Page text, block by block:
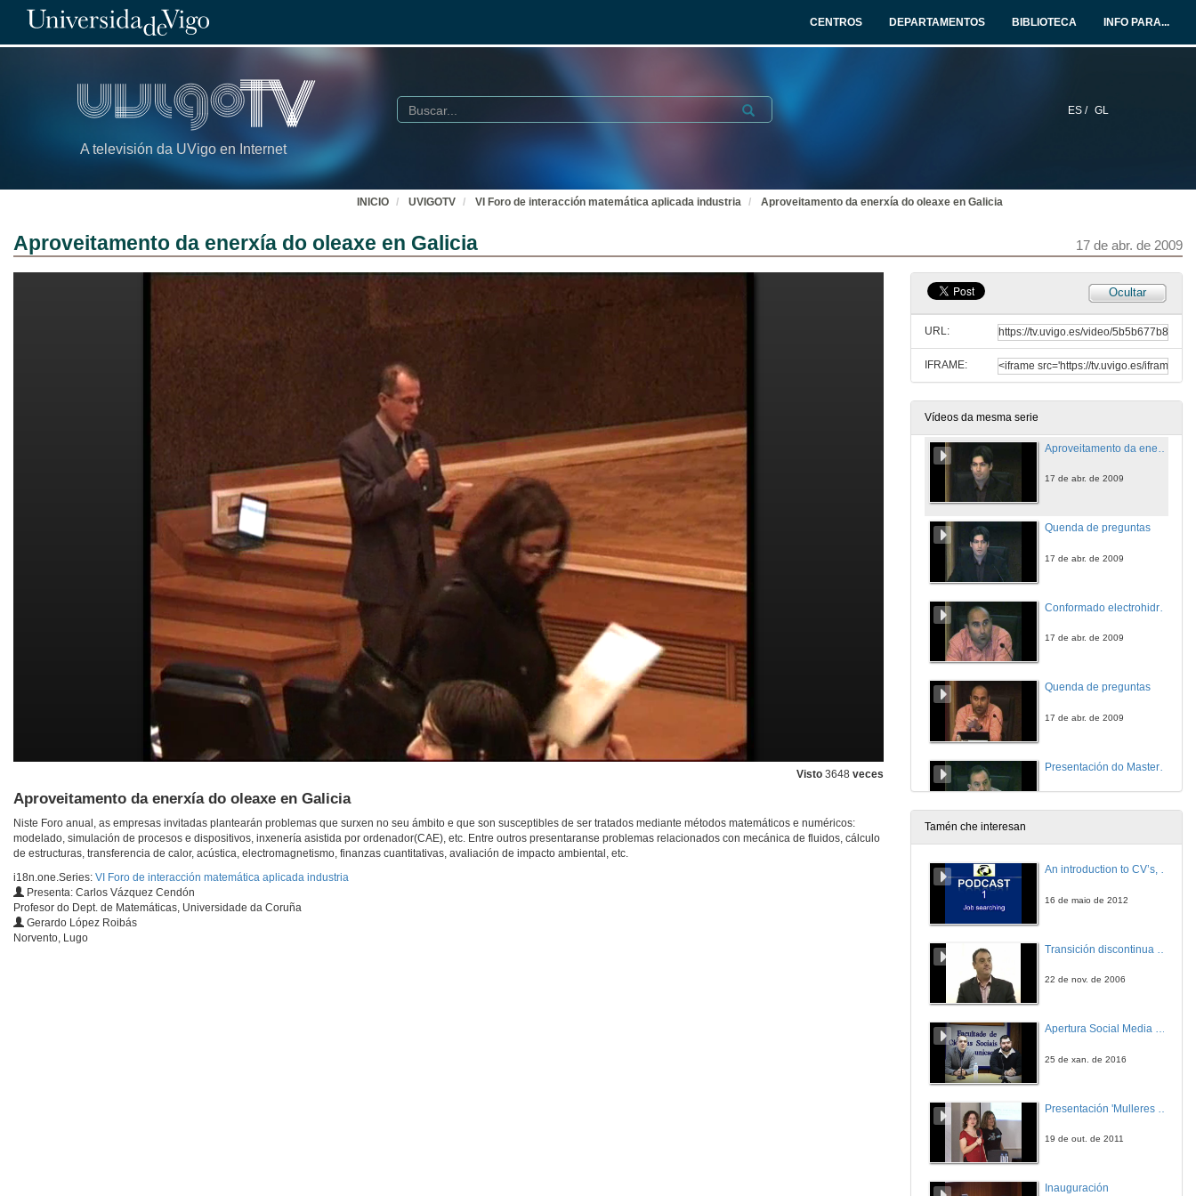
CENTROS DEPARTAMENTOS BIBLIOTECA INFO PARA...
A televisión da UVigo en Internet
ES / GL
Buscar Submit
INICIO UVIGOTV VI Foro de interacción matemática aplicada industria Aproveitamento da enerxía do oleaxe en Galicia
Aproveitamento da enerxía do oleaxe en Galicia 17 de abr. de 2009
Visto 3648 veces
Aproveitamento da enerxía do oleaxe en Galicia
Niste Foro anual, as empresas invitadas plantearán problemas que surxen no seu ámbito e que son susceptibles de ser tratados mediante métodos matemáticos e numéricos:
modelado, simulación de procesos e dispositivos, inxenería asistida por ordenador(CAE), etc. Entre outros presentaranse problemas relacionados con mecánica de fluidos, cálculo
de estructuras, transferencia de calor, acústica, electromagnetismo, finanzas cuantitativas, avaliación de impacto ambiental, etc.
i18n.one.Series: VI Foro de interacción matemática aplicada industria
Presenta: Carlos Vázquez Cendón
Profesor do Dept. de Matemáticas, Universidade da Coruña
Gerardo López Roibás
Norvento, Lugo
Ocultar
URL:
IFRAME:
Vídeos da mesma serie
Apertura
17 de abr. de 2009
Simulación numérica aplicada ao diseño acústico e térmico de elementos
Quenda de preguntas
17 de abr. de 2009
17 de abr. de 2009
Quenda de preguntas
17 de abr. de 2009
17 de abr. de 2009
Quenda de preguntas
17 de abr. de 2009
Hornos de laminación
17 de abr. de 2009
17 de abr. de 2009
17 de abr. de 2009
Tamén che interesan
An introduction to CV’s, letters, and job searching
16 de maio de 2012
22 de nov. de 2006
Apertura Social Media Day 2016
25 de xan. de 2016
19 de out. de 2011
Inauguración